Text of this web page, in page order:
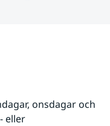
onsdagar och
eller